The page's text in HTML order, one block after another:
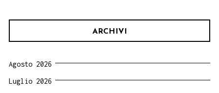
ARCHIVI
Agosto 2026
Luglio 2026